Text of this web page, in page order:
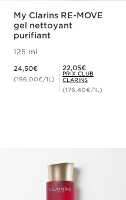
My Clarins RE-MOVE
gel nettoyant
purifiant
125 ml
24,50€
(196,00€/1L)
Prix Club Clarins 22,05€
22,05€
PRIX CLUB
CLARINS
(176,40€/1L)